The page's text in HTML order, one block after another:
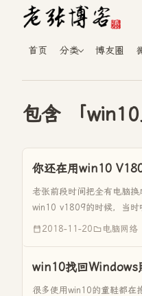
首页 分类 博友圈
包含 「
你还在用win10
老张前段时间把全有电脑
win10 v1809的时候，当时
和下载，说是有很多用户
2018-11-20 电脑网络
win10找回Windows
很多使用win10的童鞋都在